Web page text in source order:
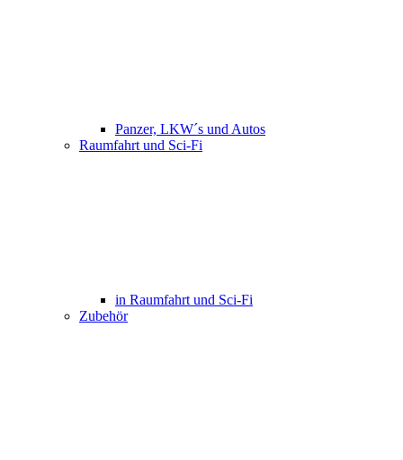
Panzer, LKW´s und Autos
Raumfahrt und Sci-Fi
in Raumfahrt und Sci-Fi
Zubehör